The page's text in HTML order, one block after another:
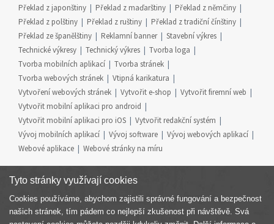
Překlad z japonštiny
Překlad z maďarštiny
Překlad z němčiny
Překlad z polštiny
Překlad z ruštiny
Překlad z tradiční čínštiny
Překlad ze španělštiny
Reklamní banner
Stavební výkres
Technické výkresy
Technický výkres
Tvorba loga
Tvorba mobilních aplikací
Tvorba stránek
Tvorba webových stránek
Vtipná karikatura
Vytvoření webových stránek
Vytvořit e-shop
Vytvořit firemní web
Vytvořit mobilní aplikaci pro android
Vytvořit mobilní aplikaci pro iOS
Vytvořit redakční systém
Vývoj mobilních aplikací
Vývoj software
Vývoj webových aplikací
Webové aplikace
Webové stránky na míru
Součást skupiny
Tyto stránky využívají cookies
Cookies používáme, abychom zajistili správné fungování a bezpečnost
našich stránek, tím pádem co nejlepší zkušenost při návštěvě. Svá